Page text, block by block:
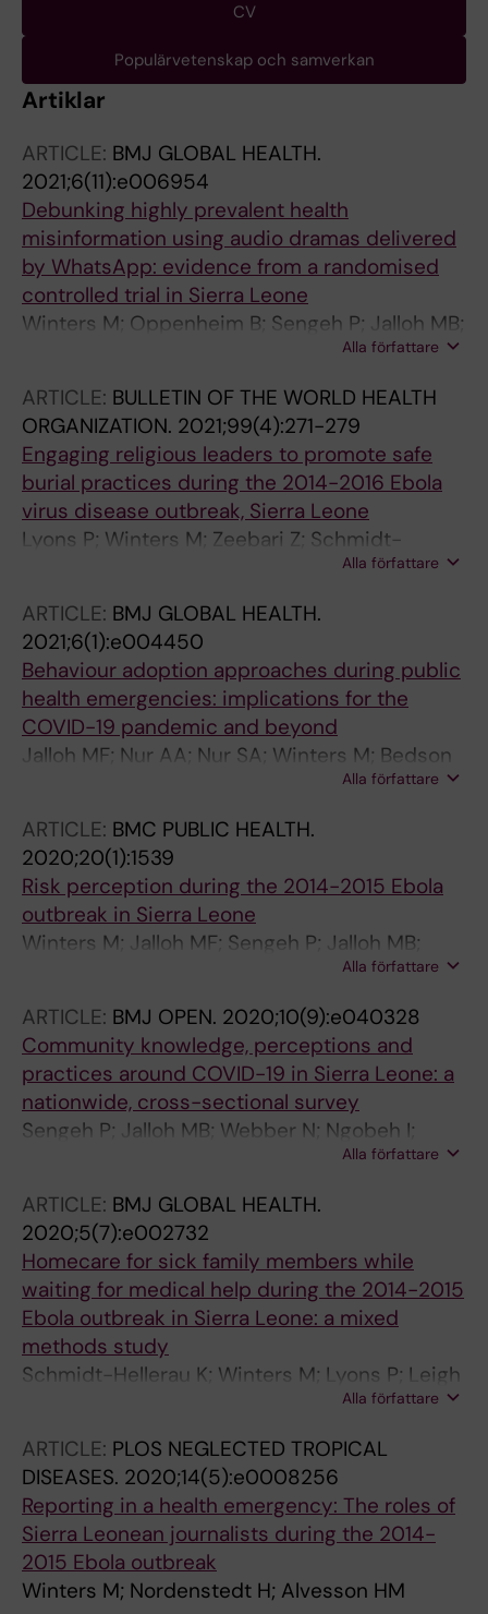
CV
Populärvetenskap och samverkan
Artiklar
ARTICLE: BMJ GLOBAL HEALTH.
2021;6(11):e006954
Debunking highly prevalent health
misinformation using audio dramas delivered
by WhatsApp: evidence from a randomised
controlled trial in Sierra Leone
Winters M; Oppenheim B; Sengeh P; Jalloh MB;
Webber N; Abu Pratt S; Leigh B; Molsted-
Nordenstedt H
Alla författare
ARTICLE: BULLETIN OF THE WORLD HEALTH
ORGANIZATION. 2021;99(4):271-279
Engaging religious leaders to promote safe
burial practices during the 2014-2016 Ebola
virus disease outbreak, Sierra Leone
Lyons P; Winters M; Zeebari Z; Schmidt-
Hellerau K; Sengeh P; Jalloh MB; Jalloh MF;
Alla författare
ARTICLE: BMJ GLOBAL HEALTH.
2021;6(1):e004450
Behaviour adoption approaches during public
health emergencies: implications for the
COVID-19 pandemic and beyond
Jalloh MF; Nur AA; Nur SA; Winters M; Bedson
J; Pedi D; Prybylski D; Namageyo-Funa A;
Nordenstedt H; Hakim AJ
Alla författare
ARTICLE: BMC PUBLIC HEALTH.
2020;20(1):1539
Risk perception during the 2014-2015 Ebola
outbreak in Sierra Leone
Winters M; Jalloh MF; Sengeh P; Jalloh MB;
Alla författare
ARTICLE: BMJ OPEN. 2020;10(9):e040328
Community knowledge, perceptions and
practices around COVID-19 in Sierra Leone: a
nationwide, cross-sectional survey
Sengeh P; Jalloh MB; Webber N; Ngobeh I;
Samba T; Thomas H; Nordenstedt H; Winters
Alla författare
ARTICLE: BMJ GLOBAL HEALTH.
2020;5(7):e002732
Homecare for sick family members while
waiting for medical help during the 2014-2015
Ebola outbreak in Sierra Leone: a mixed
methods study
Schmidt-Hellerau K; Winters M; Lyons P; Leigh
B; Jalloh MB; Sengeh P; Sawaneh AB; Zeebari Z;
Alla författare
ARTICLE: PLOS NEGLECTED TROPICAL
DISEASES. 2020;14(5):e0008256
Reporting in a health emergency: The roles of
Sierra Leonean journalists during the 2014-
2015 Ebola outbreak
Winters M; Nordenstedt H; Alvesson HM